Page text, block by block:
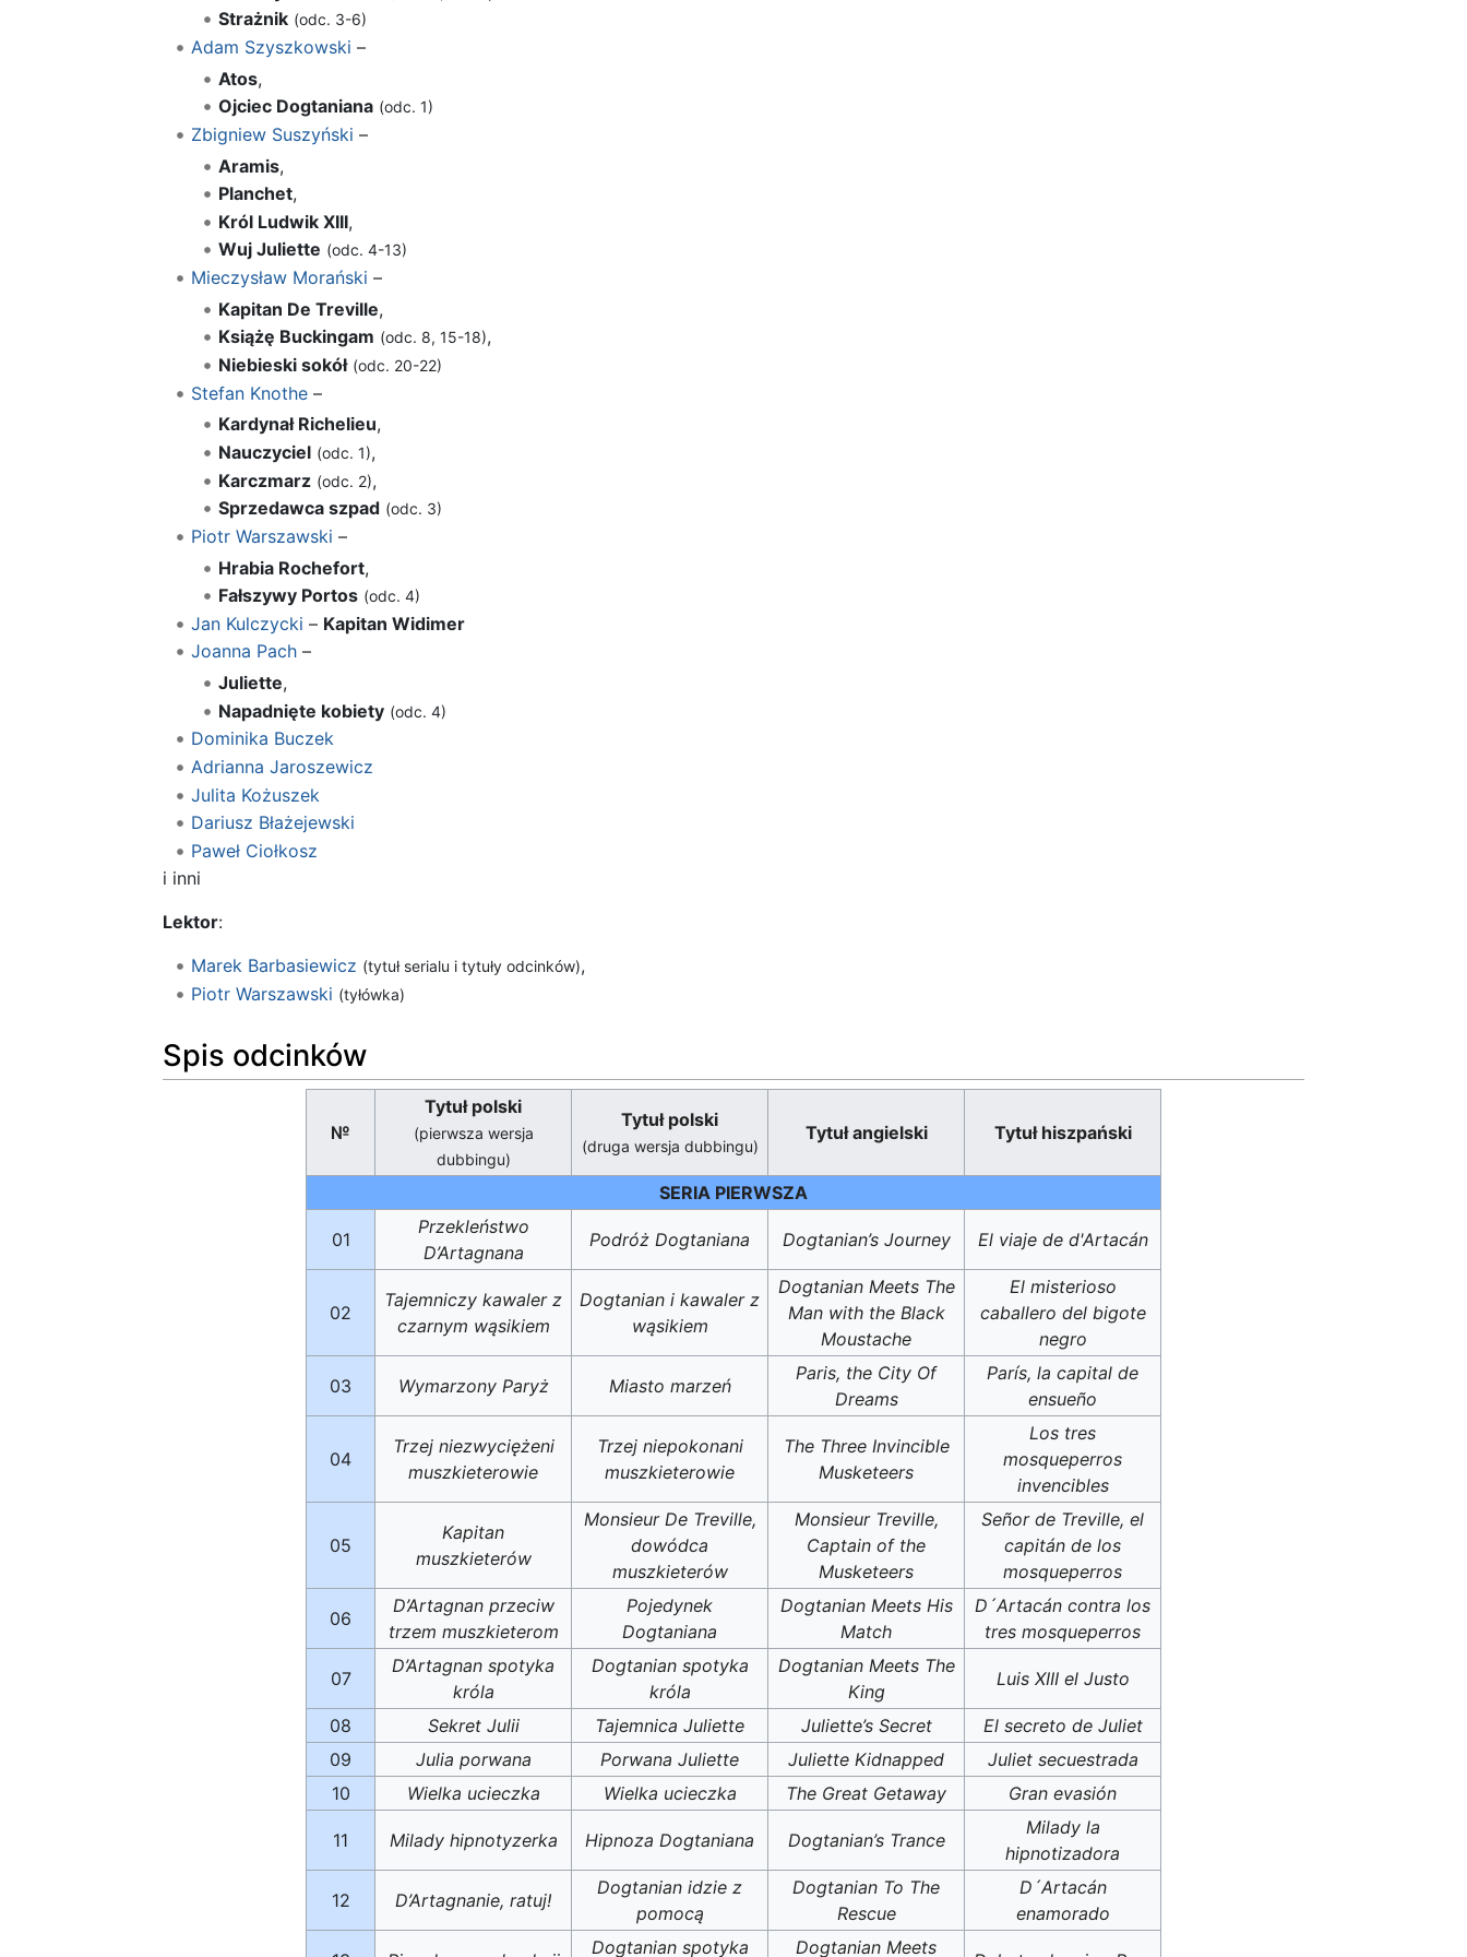
Strażnik (odc. 3-6)
Adam Szyszkowski –
Atos,
Ojciec Dogtaniana (odc. 1)
Zbigniew Suszyński –
Aramis,
Planchet,
Król Ludwik XIII,
Wuj Juliette (odc. 4-13)
Mieczysław Morański –
Kapitan De Treville,
Książę Buckingam (odc. 8, 15-18),
Niebieski sokół (odc. 20-22)
Stefan Knothe–
Kardynał Richelieu,
Nauczyciel (odc. 1),
Karczmarz (odc. 2),
Sprzedawca szpad (odc. 3)
Piotr Warszawski –
Hrabia Rochefort,
Fałszywy Portos (odc. 4)
Jan Kulczycki – Kapitan Widimer
Joanna Pach–
Juliette,
Napadnięte kobiety (odc. 4)
Dominika Buczek
Adrianna Jaroszewicz
Julita Kożuszek
Dariusz Błażejewski
Paweł Ciołkosz
i inni
Lektor:
Marek Barbasiewicz (tytuł serialu i tytuły odcinków),
Piotr Warszawski (tyłówka)
Spis odcinków
№
Tytuł polski
(pierwsza wersja
dubbingu)
Tytuł polski
(druga wersja dubbingu)
Tytuł angielski Tytuł hiszpański
SERIA PIERWSZA
01
Przekleństwo
D’Artagnana
Podróż Dogtaniana Dogtanian’s Journey El viaje de d'Artacán
02
Tajemniczy kawaler z
czarnym wąsikiem
Dogtanian i kawaler z
wąsikiem
Dogtanian Meets The
Man with the Black
Moustache
El misterioso
caballero del bigote
negro
03 Wymarzony Paryż Miasto marzeń
Paris, the City Of
Dreams
París, la capital de
ensueño
04
Trzej niezwyciężeni
muszkieterowie
Trzej niepokonani
muszkieterowie
The Three Invincible
Musketeers
Los tres
mosqueperros
invencibles
05
Kapitan
muszkieterów
Monsieur De Treville,
dowódca
muszkieterów
Monsieur Treville,
Captain of the
Musketeers
Señor de Treville, el
capitán de los
mosqueperros
06
D’Artagnan przeciw
trzem muszkieterom
Pojedynek
Dogtaniana
Dogtanian Meets His
Match
D´Artacán contra los
tres mosqueperros
07
D’Artagnan spotyka
króla
Dogtanian spotyka
króla
Dogtanian Meets The
King
Luis XIII el Justo
08 Sekret Julii Tajemnica Juliette Juliette’s Secret
El secreto de Juliet
09
Julia porwana Porwana Juliette Juliette Kidnapped
Juliet secuestrada
10
Wielka ucieczka Wielka ucieczka The Great Getaway Gran evasión
11 Milady hipnotyzerka Hipnoza Dogtaniana Dogtanian’s Trance
Milady la
hipnotizadora
12 D’Artagnanie, ratuj!
Dogtanian idzie z
pomocą
Dogtanian To The
Rescue
D´Artacán
enamorado
Dogtanian spotyka Dogtanian Meets